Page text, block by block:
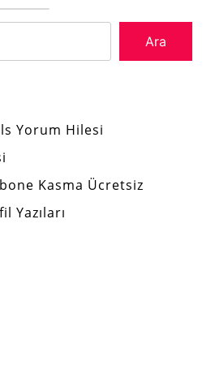
Ara
Yorum Hilesi
Kasma Ücretsiz
Yazıları